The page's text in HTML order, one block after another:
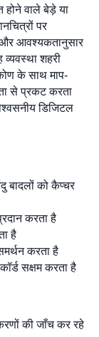
होने वाले बेड़े या
पर
और आवश्यकतानुसार
शहरी
के साथ माप-
से प्रकट करता
डिजिटल
बादलों को कैप्चर
करता है
है
करता है
सक्षम करता है
की जाँच कर रहे